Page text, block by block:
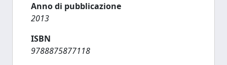
Anno di pubblicazione
2013
ISBN
9788875877118